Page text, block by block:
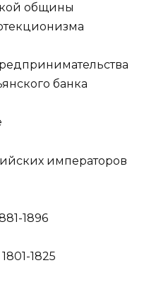
общины
банка
императоров
1896
1825